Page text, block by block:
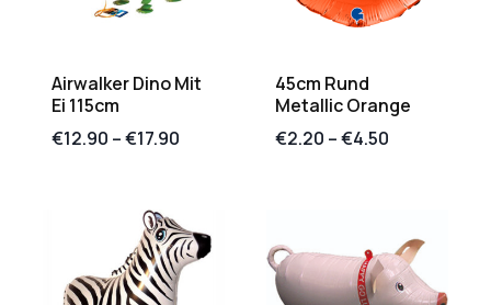
Airwalker Dino Mit
Ei 115cm
€12.90 –€17.90
45cm Rund
Metallic Orange
€2.20 –€4.50